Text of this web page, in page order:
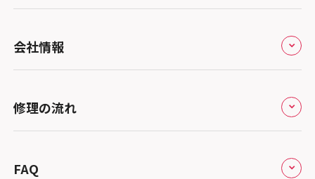
北海道・東北
スマホスピタル大丸札幌
関東
スマホスピタル宇都宮
スマホスピタル 高崎
北陸・甲信越
スマホスピタルアル・プラザ小松
東海
会社情報
会社概要
総務省登録業者
修理の流れ
FAQ